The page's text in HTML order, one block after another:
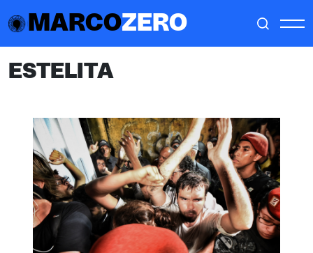
MARCOZERO
ESTELITA